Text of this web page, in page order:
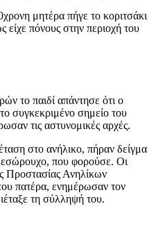
μητέρα πήγε το κοριτσάκι
πόνους στην περιοχή του
το παιδί απάντησε ότι ο
συγκεκριμένο σημείο του
τις αστυνομικές αρχές.
στο ανήλικο, πήραν δείγμα
που φορούσε. Οι
Προστασίας Ανηλίκων
πατέρα, ενημέρωσαν τον
τη σύλληψή του.